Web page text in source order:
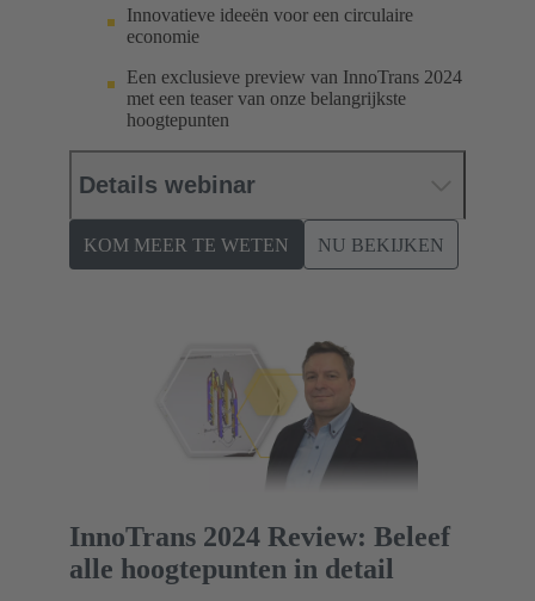
Innovatieve ideeën voor een circulaire
economie
Een exclusieve preview van InnoTrans 2024
met een teaser van onze belangrijkste
hoogtepunten
Details webinar
KOM MEER TE WETEN NU BEKIJKEN
InnoTrans 2024 Review: Beleef
alle hoogtepunten in detail